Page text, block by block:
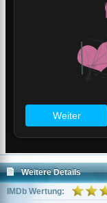
Weitere Details
IMDb Wertung: